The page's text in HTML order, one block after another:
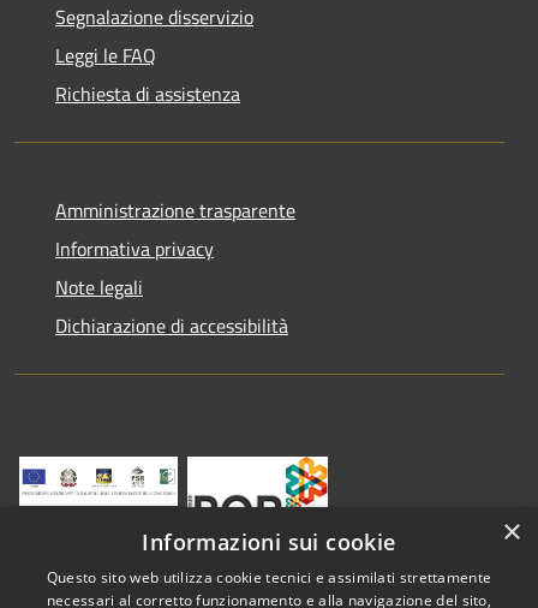
Segnalazione disservizio
Leggi le FAQ
Richiesta di assistenza
Amministrazione trasparente
Informativa privacy
Note legali
Dichiarazione di accessibilità
×
Informazioni sui cookie
Questo sito web utilizza cookie tecnici e assimilati strettamente
necessari al corretto funzionamento e alla navigazione del sito,